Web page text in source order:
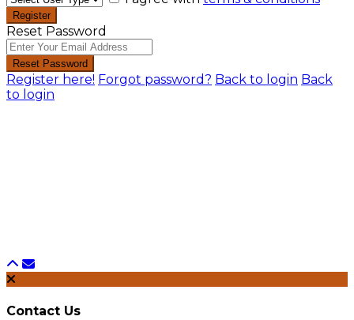
Register
Reset Password
Reset Password
Register here! Forgot password? Back to login Back
to login
Contact Us